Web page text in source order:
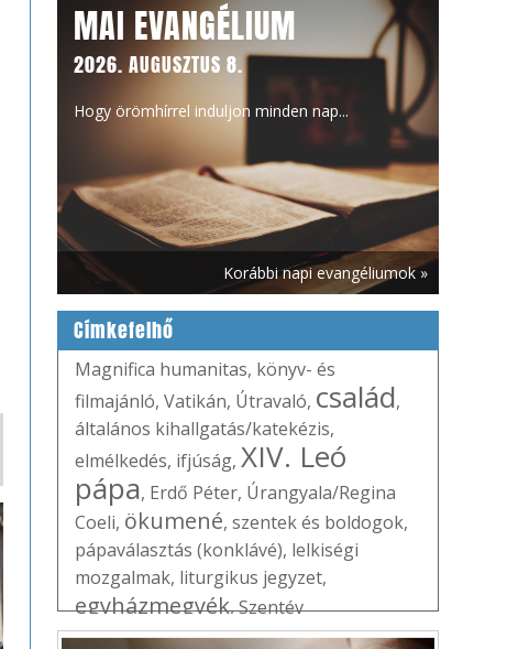
MAI EVANGÉLIUM
2026. AUGUSZTUS 8.
Hogy örömhírrel induljon minden nap...
Korábbi napi evangéliumok »
Címkefelhő
Magnifica humanitas, könyv- és
filmajánló, Vatikán, Útravaló, család,
általános kihallgatás/katekézis,
elmélkedés, ifjúság, XIV. Leó
pápa, Erdő Péter, Úrangyala/Regina
Coeli, ökumené, szentek és boldogok,
pápaválasztás (konklávé), lelkiségi
mozgalmak, liturgikus jegyzet,
egyházmegyék,Szentév